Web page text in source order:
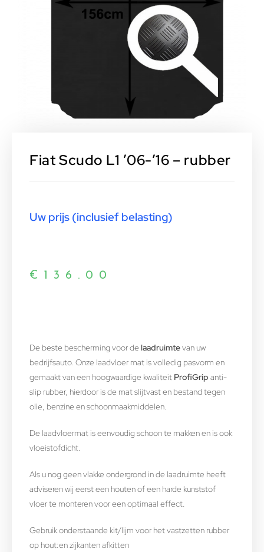
Fiat Scudo L1 ’06-’16 – rubber
Uw prijs (inclusief belasting)
€ 136.00
De beste bescherming voor de laadruimtevan uw
bedrijfsauto. Onze laadvloer mat is volledig pasvorm en
gemaakt van een hoogwaardige kwaliteit ProfiGrip anti-
slip rubber, hierdoor is de mat slijtvast en bestand tegen
olie, benzine en schoonmaakmiddelen.
De laadvloermat is eenvoudig schoon te makken en is ook
vloeistofdicht.
Als u nog geen vlakke ondergrond in de laadruimte heeft
adviseren wij eerst een houten of een harde kunststof
vloer te monteren voor een optimaal effect.
Gebruik onderstaande kit/lijm voor het vastzetten rubber
op hout:en zijkanten afkitten